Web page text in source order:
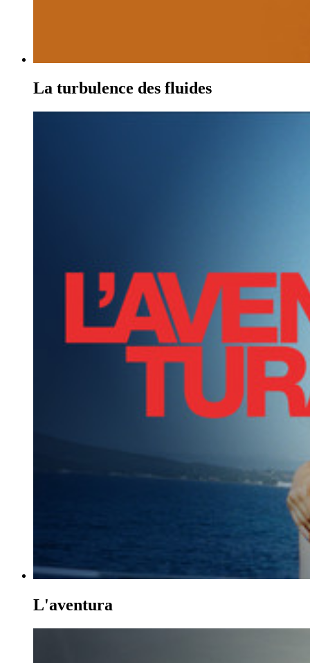
La turbulence des fluides
L'aventura